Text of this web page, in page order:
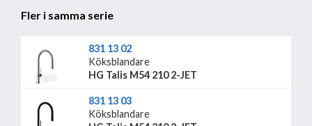
Fler i samma serie
831 13 02
Köksblandare
HG Talis M54 210 2-JET
831 13 03
Köksblandare